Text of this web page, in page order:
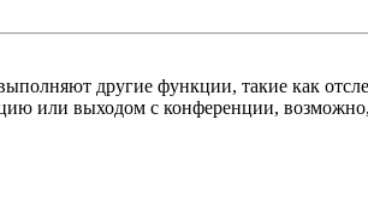
другие функции, такие как
или выходом с конференции,